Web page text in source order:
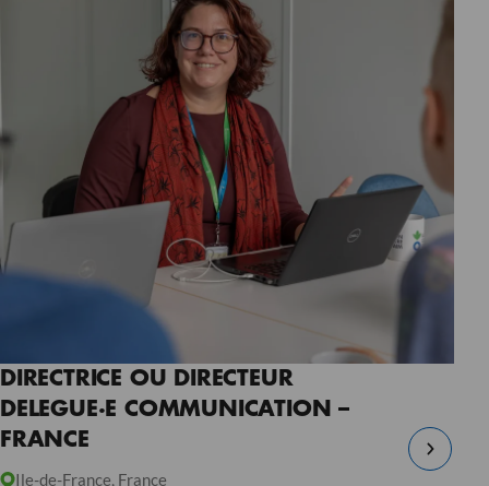
DIRECTRICE OU DIRECTEUR
DELEGUE·E COMMUNICATION –
FRANCE
Ile-de-France, France